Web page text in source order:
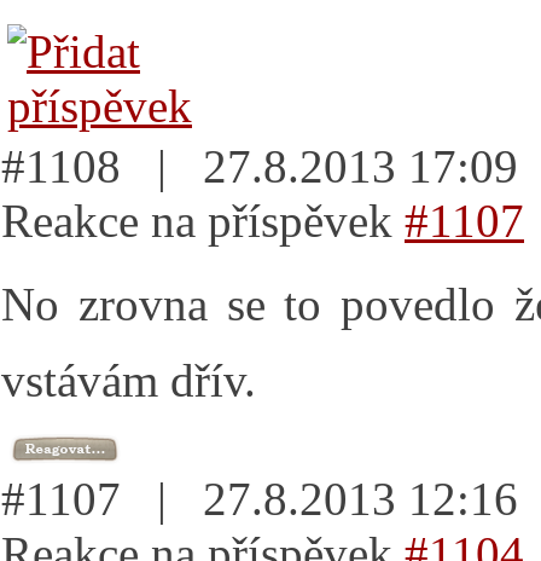
#1108 | 27.8.2013
Reakce na příspěvek #1107
No zrovna se to povedlo
vstávám dřív.
#1107 | 27.8.2013